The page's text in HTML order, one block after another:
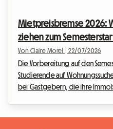
wichtigstes Förderprogramm
Po...
Mietpreisbremse 2026:
ziehen zum
Von Claire Morel 22/07/2026
Die Vorbereitung auf den
Studierende auf
bei Gastgebern, die ihre